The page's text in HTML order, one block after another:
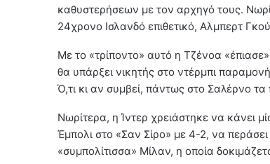
καθυστερήσεων με τον αρχηγό τους.
24χρονο Ισλανδό επιθετικό, Αλμπερτ
Με το «τρίποντο» αυτό η Τζένοα
θα υπάρξει νικητής στο ντέρμπι
Ό,τι κι αν συμβεί, πάντως στο Σαλέρνο τα
Νωρίτερα, η Ίντερ χρειάστηκε να κάνει
Έμπολι στο «Σαν Σίρο» με 4-2, να
«συμπολίτισσα» Μίλαν, η οποία